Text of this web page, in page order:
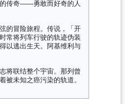
的传奇——勇敢而好奇的人
的冒险旅程。传说，「开
常将列车行驶的轨迹伪装
以逃出生天。阿基维利与
将联结整个宇宙。那列曾
被未知之癌污染的轨道。